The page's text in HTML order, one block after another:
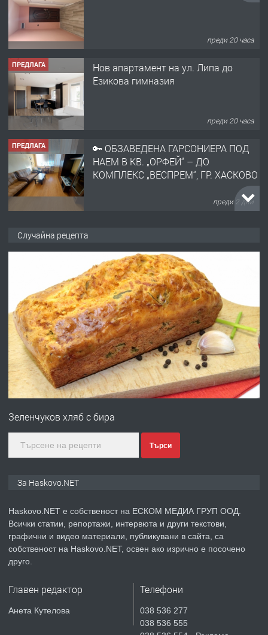
преди 20 часа
ПРЕДЛАГА
Нов апартамент на ул. Липа до
Езикова гимназия
преди 20 часа
ПРЕДЛАГА
🔑 ОБЗАВЕДЕНА ГАРСОНИЕРА ПОД
НАЕМ В КВ. „ОРФЕЙ“ – ДО
КОМПЛЕКС „ВЕСПРЕМ“, ГР. ХАСКОВО
преди 2 дни
АПАРТАМЕНТ В ЦЕНТЪРА НА ГР.
ХАСКОВО
ПРЕДЛАГА Давам гараж под наем
преди 3 дни
ПРЕДЛАГА
№4120 Магазин/Офис под наем в кв.
градската градина!
преди 3 дни
ПРЕДЛАГА
Продавам парцел в гр. Хасково кв.
Случайна рецепта
Зеленчуков хляб с бира
Търси
За Haskovo.NET
Haskovo.NET е собственост на ЕСКОМ МЕДИА ГРУП ООД.
Всички статии, репортажи, интервюта и други текстови,
графични и видео материали, публикувани в сайта, са
собственост на Haskovo.NET, освен ако изрично е посочено
друго.
Главен редактор
Анета Кутелова
Телефони
038 536 277
038 536 555